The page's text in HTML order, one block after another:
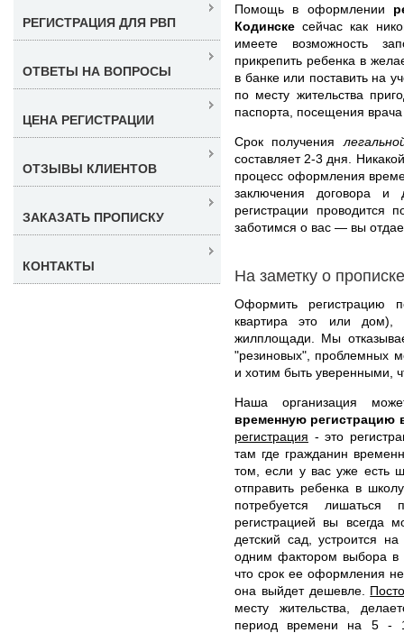
Помощь в оформлении
Кодинскесейчас как
имеете возможность
прикрепить ребенка в
в банке или поставить на
по месту жительства
паспорта, посещения
Срок получения
составляет 2-3 дня.
процесс оформления
заключения договора и
регистрации проводится
заботимся о вас — вы
На заметку о прописке
Оформить регистрацию
квартира это или дом),
жилплощади. Мы
"резиновых", проблемных
и хотим быть уверенными,
Наша организация
временную регистрацию
регистрация - это
там где гражданин
том, если у вас уже есть
отправить ребенка в
потребуется лишаться
регистрацией вы всегда
детский сад, устроится
одним фактором выбора в
что срок ее оформления
она выйдет дешевле.
месту жительства,
период времени на 5 -
РЕГИСТРАЦИЯ ДЛЯ РВП
ОТВЕТЫ НА ВОПРОСЫ
ЦЕНА РЕГИСТРАЦИИ
ОТЗЫВЫ КЛИЕНТОВ
ЗАКАЗАТЬ ПРОПИСКУ
КОНТАКТЫ